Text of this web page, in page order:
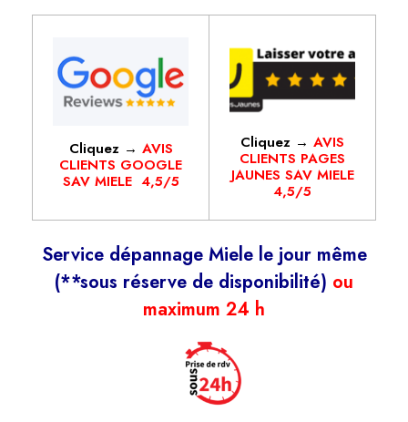
Cliquez → AVIS
CLIENTS GOOGLE
SAV MIELE 4,5/5
Cliquez → AVIS
CLIENTS PAGES
JAUNES SAV MIELE
4,5/5
Service dépannage Miele le jour même
(**sous réserve de disponibilité) ou
maximum 24 h